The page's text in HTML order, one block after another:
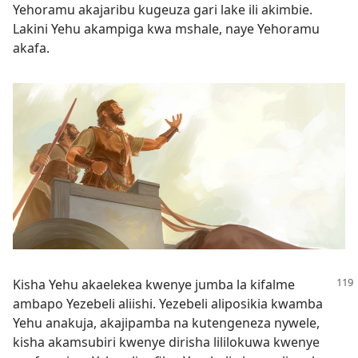
Yehoramu akajaribu kugeuza gari lake ili akimbie.
Lakini Yehu akampiga kwa mshale, naye Yehoramu
akafa.
Kisha Yehu akaelekea kwenye jumba la kifalme
ambapo Yezebeli aliishi. Yezebeli aliposikia kwamba
Yehu anakuja, akajipamba na kutengeneza nywele,
kisha akamsubiri kwenye dirisha lililokuwa kwenye